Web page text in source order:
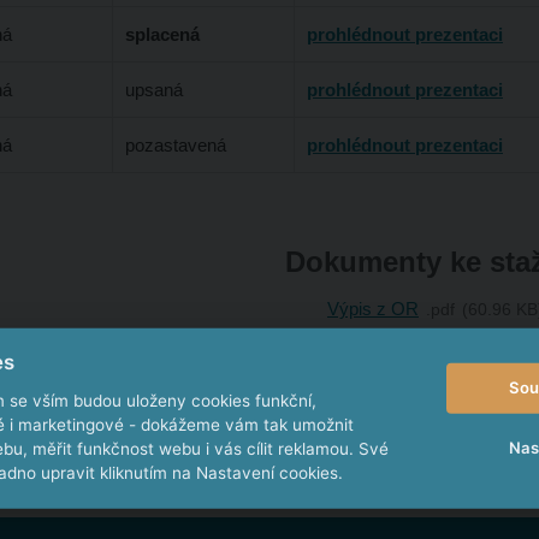
splacená prohlédnout prezentaci
upsaná prohlédnout prezentaci
pozastavená prohlédnout prezentaci
Dokumenty ke
Výpis z OR
se vším budou uloženy cookies funkční,
i marketingové - dokážeme vám tak umožnit
měřit funkčnost webu i vás cílit reklamou. Své
upravit kliknutím na Nastavení cookies.